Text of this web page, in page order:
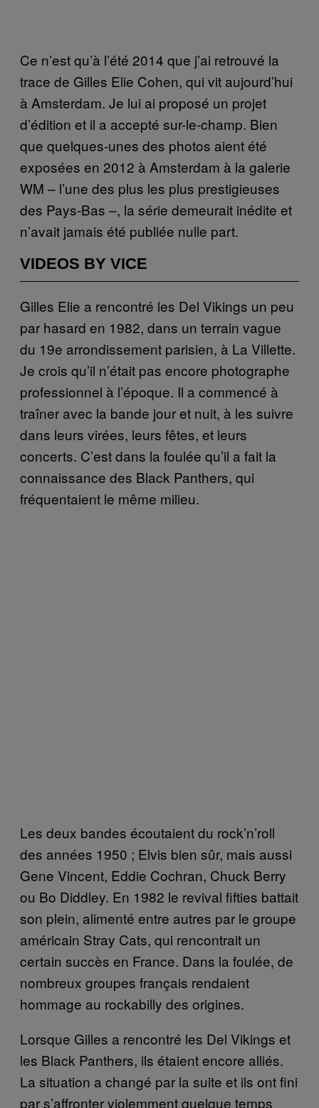
Ce n’est qu’à l’été 2014 que j’ai retrouvé la
trace de Gilles Elie Cohen, qui vit aujourd’hui
à Amsterdam. Je lui ai proposé un projet
d’édition et il a accepté sur-le-champ. Bien
que quelques-unes des photos aient été
exposées en 2012 à Amsterdam à la galerie
WM – l’une des plus les plus prestigieuses
des Pays-Bas –, la série demeurait inédite et
n’avait jamais été publiée nulle part.
VIDEOS BY VICE
Gilles Elie a rencontré les Del Vikings un peu
par hasard en 1982, dans un terrain vague
du 19e arrondissement parisien, à La Villette.
Je crois qu’il n’était pas encore photographe
professionnel à l’époque. Il a commencé à
traîner avec la bande jour et nuit, à les suivre
dans leurs virées, leurs fêtes, et leurs
concerts. C’est dans la foulée qu’il a fait la
connaissance des Black Panthers, qui
fréquentaient le même milieu.
Les deux bandes écoutaient du rock’n’roll
des années 1950 ; Elvis bien sûr, mais aussi
Gene Vincent, Eddie Cochran, Chuck Berry
ou Bo Diddley. En 1982 le revival fifties battait
son plein, alimenté entre autres par le groupe
américain Stray Cats, qui rencontrait un
certain succès en France. Dans la foulée, de
nombreux groupes français rendaient
hommage au rockabilly des origines.
Lorsque Gilles a rencontré les Del Vikings et
les Black Panthers, ils étaient encore alliés.
La situation a changé par la suite et ils ont fini
par s’affronter violemment quelque temps